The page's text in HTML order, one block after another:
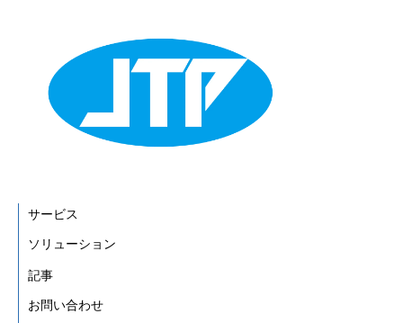
サービス
ソリューション
記事
お問い合わせ